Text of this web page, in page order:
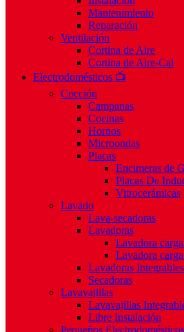
Mantenimiento
Reparación
Ventilación
Cortina de Aire
Cortina de Aire-Cal
Electrodomésticos 📺
Cocción
Campanas
Cocinas
Hornos
Microondas
Placas
Encimeras de
Placas De
Vitrocerámicas
Lavado
Lava-secadoras
Lavadoras
Lavadora
Lavadora
Lavadoras Integrables
Secadoras
Lavavajillas
Lavavajillas
Libre Instalación
Pequeños Electrodomésticos